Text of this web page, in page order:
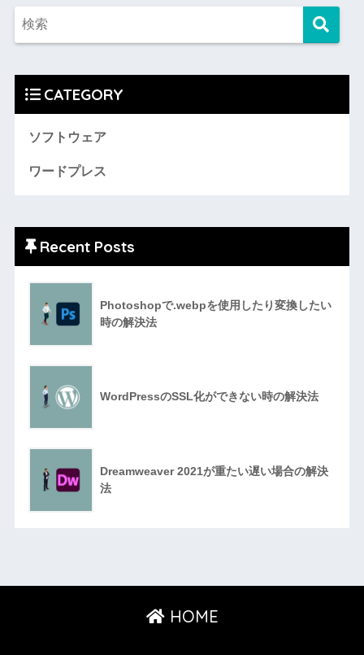
CATEGORY
ソフトウェア
ワードプレス
Recent Posts
Photoshopで.webpを使用したり変換したい
時の解決法
WordPressのSSL化ができない時の解決法
Dreamweaver 2021が重たい遅い場合の解決
法
HOME